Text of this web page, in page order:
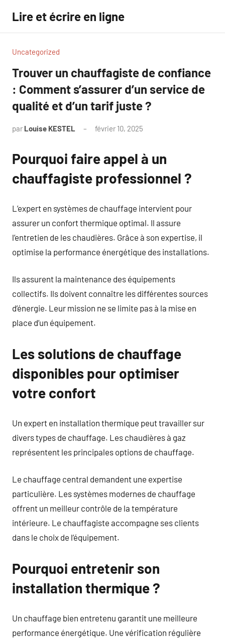
contenu
Lire et écrire en ligne
Uncategorized
Trouver un chauffagiste de confiance
: Comment s’assurer d’un service de
qualité et d’un tarif juste ?
par Louise KESTEL février 10, 2025
Pourquoi faire appel à un
chauffagiste professionnel ?
L’expert en systèmes de chauffage intervient pour
assurer un confort thermique optimal. Il assure
l’entretien de les chaudières. Grâce à son expertise, il
optimise la performance énergétique des installations.
Ils assurent la maintenance des équipements
collectifs. Ils doivent connaître les différentes sources
d’énergie. Leur mission ne se limite pas à la mise en
place d’un équipement.
Les solutions de chauffage
disponibles pour optimiser
votre confort
Un expert en installation thermique peut travailler sur
divers types de chauffage. Les chaudières à gaz
représentent les principales options de chauffage.
Le chauffage central demandent une expertise
particulière. Les systèmes modernes de chauffage
offrent un meilleur contrôle de la température
intérieure. Le chauffagiste accompagne ses clients
dans le choix de l’équipement.
Pourquoi entretenir son
installation thermique ?
Un chauffage bien entretenu garantit une meilleure
performance énergétique. Une vérification régulière